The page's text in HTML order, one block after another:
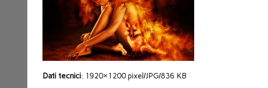
nuova
finestra)
Dati tecnici: 1920×1200 pixel/JPG/836 KB